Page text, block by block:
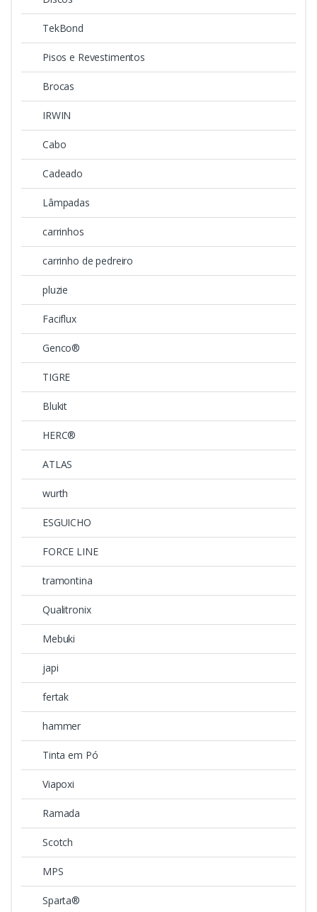
TekBond
Pisos e Revestimentos
Brocas
IRWIN
Cabo
Cadeado
Lâmpadas
carrinhos
carrinho de pedreiro
pluzie
Faciflux
Genco®
TIGRE
Blukit
HERC®
ATLAS
wurth
ESGUICHO
FORCE LINE
tramontina
Qualitronix
Mebuki
japi
fertak
hammer
Tinta em Pó
Viapoxi
Ramada
Scotch
MPS
Sparta®